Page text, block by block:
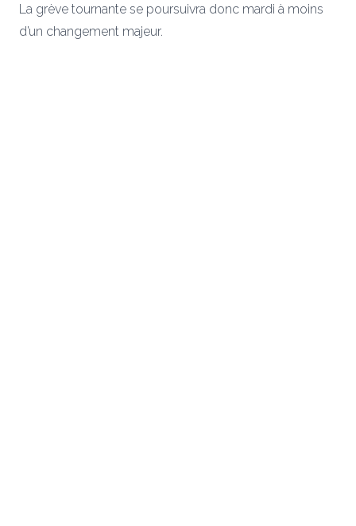
La grève tournante se poursuivra donc mardi à moins
d’un changement majeur.